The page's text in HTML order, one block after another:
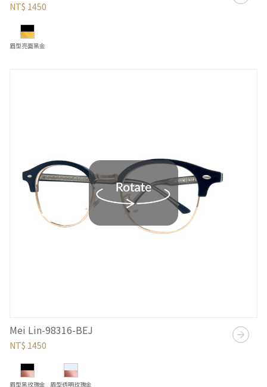
NT$ 1450
眉型亮面黑金
Mei Lin-98316-BEJ
NT$ 1450
眉型黑玫瑰金 眉型透明玫瑰金